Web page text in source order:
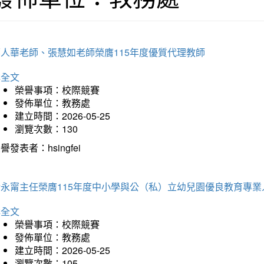
華老師、張慧如老師榮膺115年度優質代理教師
文
榮譽事項：校際競賽
發佈單位：教務處
建立時間：2026-05-25
瀏覽次數：130
發表者：hsingfei
甯主任榮膺115年度中小學與公（私）立幼兒園優良教育專
文
榮譽事項：校際競賽
發佈單位：教務處
建立時間：2026-05-25